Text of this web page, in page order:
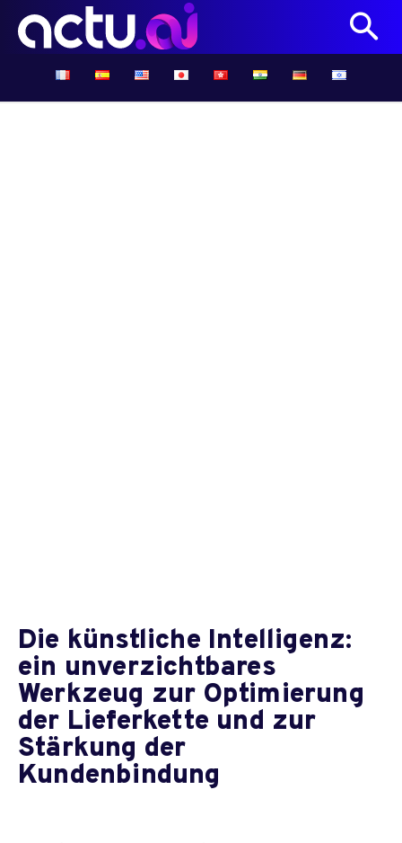
Die künstliche Intelligenz:
ein unverzichtbares
Werkzeug zur Optimierung
der Lieferkette und zur
Stärkung der
Kundenbindung